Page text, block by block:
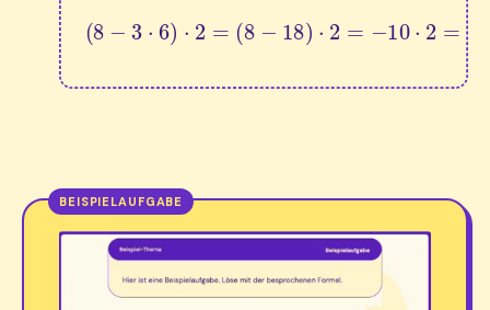
− ⋅6) 2= (8 −18 ⋅2=− 10⋅2 −20